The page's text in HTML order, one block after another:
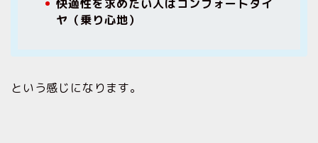
快適性を求めたい人はコンフォートタイ
ヤ（乗り心地）
という感じになります。